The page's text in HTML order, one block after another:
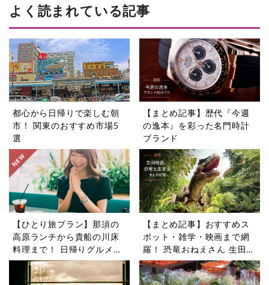
よく読まれている記事
都心から日帰りで楽しむ朝
市！ 関東のおすすめ市場5
選
【まとめ記事】歴代『今週
の逸本』を彩った名門時計
ブランド
【ひとり旅プラン】那須の
高原ランチから貴船の川床
料理まで！ 日帰りグルメ旅
5選
【まとめ記事】おすすめス
ポット・雑学・映画まで網
羅！ 恐竜おねえさん 生田晴
香の恐竜コラム9選